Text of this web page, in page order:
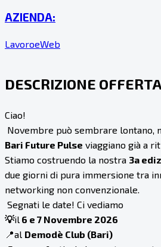
AZIENDA:
LavoroeWeb
DESCRIZIONE OFFERTA
Ciao!
Novembre può sembrare lontano,
Bari Future Pulse viaggiano già a
Stiamo costruendo la nostra 3a
due giorni di pura immersione tra
networking non convenzionale.
Segnati le date! Ci vediamo
💡il 6 e 7 Novembre 2026
📍al Demodè Club (Bari)